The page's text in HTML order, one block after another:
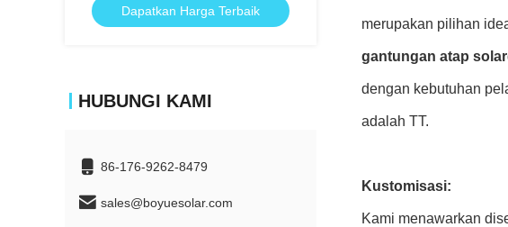
Dapatkan Harga Terbaik
HUBUNGI KAMI
86-176-9262-8479
sales@boyuesolar.com
merupakan pilihan
gantungan atap solar
dengan kebutuhan
adalah TT.
Kustomisasi:
Kami menawarkan